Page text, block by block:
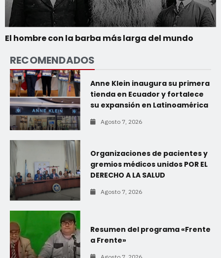
El hombre con la barba más larga del mundo
RECOMENDADOS
Anne Klein inaugura su primera
tienda en Ecuador y fortalece
su expansión en Latinoamérica
Agosto 7, 2026
Organizaciones de pacientes y
gremios médicos unidos POR EL
DERECHO A LA SALUD
Agosto 7, 2026
Resumen del programa «Frente
a Frente»